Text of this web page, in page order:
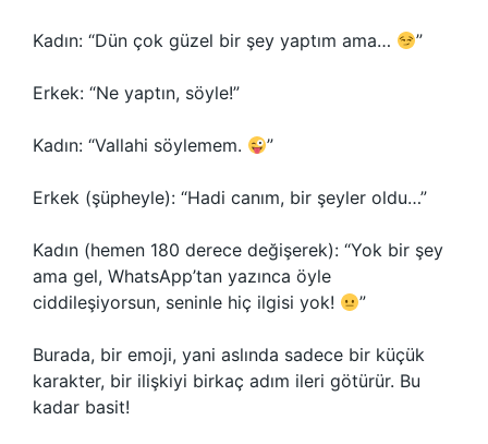
Kadın: “Dün çok güzel bir şey yaptım ama… ”
Erkek: “Ne yaptın, söyle!”
Kadın: “Vallahi söylemem. ”
Erkek (şüpheyle): “Hadi canım, bir şeyler oldu…”
Kadın (hemen 180 derece değişerek): “Yok bir şey
ama gel, WhatsApp’tan yazınca öyle
ciddileşiyorsun, seninle hiç ilgisi yok!
”
Burada, bir emoji, yani aslında sadece bir küçük
karakter, bir ilişkiyi birkaç adım ileri götürür. Bu
kadar basit!